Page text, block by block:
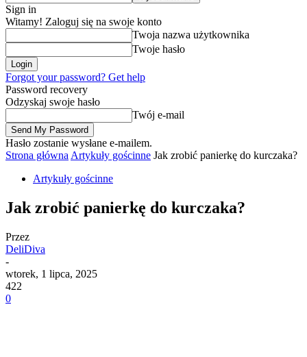
Sign in
Witamy! Zaloguj się na swoje konto
Twoja nazwa użytkownika
Twoje hasło
Forgot your password? Get help
Password recovery
Odzyskaj swoje hasło
Twój e-mail
Hasło zostanie wysłane e-mailem.
Strona główna Artykuły gościnne Jak zrobić panierkę do kurczaka?
Artykuły gościnne
Jak zrobić panierkę do kurczaka?
Przez
DeliDiva
-
wtorek, 1 lipca, 2025
422
0